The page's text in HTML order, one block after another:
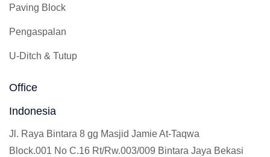
Paving Block
Pengaspalan
U-Ditch & Tutup
Office
Indonesia
Jl. Raya Bintara 8 gg Masjid Jamie At-Taqwa
Block.001 No C.16 Rt/Rw.003/009 Bintara Jaya Bekasi